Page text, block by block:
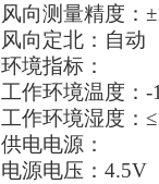
风向测量精度：
风向定北：自动
环境指标：
工作环境温度：-
工作环境湿度：
供电电源：
电源电压：4.5V